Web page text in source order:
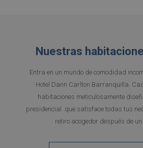
Nuestras
Entra en un mundo de comodidad
Hotel Dann Carlton Barranquilla.
habitaciones meticulosamente
presidencial que satisface todas tus
retiro acogedor después de